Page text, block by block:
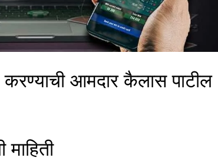
आमदार कैलास पाटील